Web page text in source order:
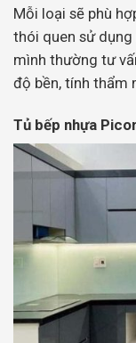
Mỗi loại sẽ phù
thói quen sử
mình thường tư
độ bền, tính thẩm
Tủ bếp nhựa